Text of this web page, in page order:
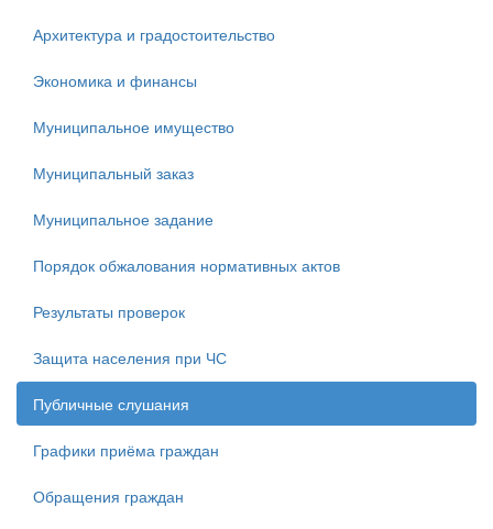
Архитектура и градостоительство
Экономика и финансы
Муниципальное имущество
Муниципальный заказ
Муниципальное задание
Порядок обжалования нормативных актов
Результаты проверок
Защита населения при ЧС
Публичные слушания
Графики приёма граждан
Обращения граждан